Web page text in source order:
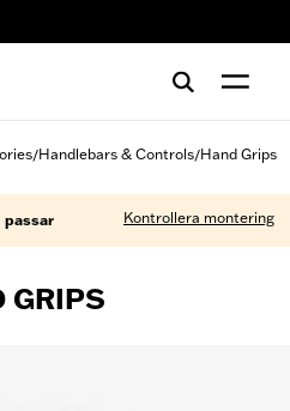
/Handlebars & Controls/Hand Grips
passar Kontrollera montering
GRIPS